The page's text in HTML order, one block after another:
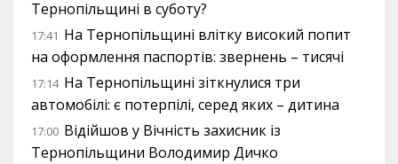
Тернопільщині в суботу?
17:41 На Тернопільщині влітку високий попит
на оформлення паспортів: звернень – тисячі
17:14 На Тернопільщині зіткнулися три
автомобілі: є потерпілі, серед яких – дитина
17:00 Відійшов у Вічність захисник із
Тернопільщини Володимир Дичко